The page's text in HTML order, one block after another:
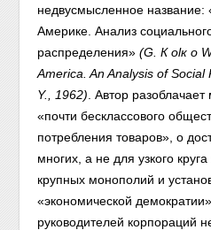
недвусмысленное название:
Америке. Анализ
распределения»(G. К оlк о
America. An Analysis of Social
Y., 1962) . Автор
«почти бесклассового
потребления товаров», о
многих, а не для узкого
крупных монополий и
«экономической
руководителей корпораций